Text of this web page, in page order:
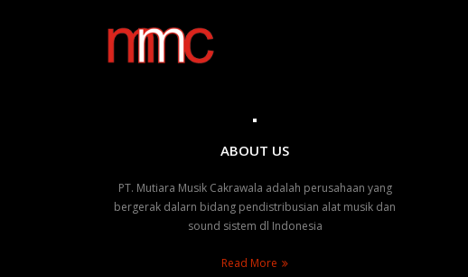
ABOUT US
PT. Mutiara Musik Cakrawala adalah perusahaan yang
bergerak dalarn bidang pendistribusian alat musik dan
sound sistem dl Indonesia
Read More